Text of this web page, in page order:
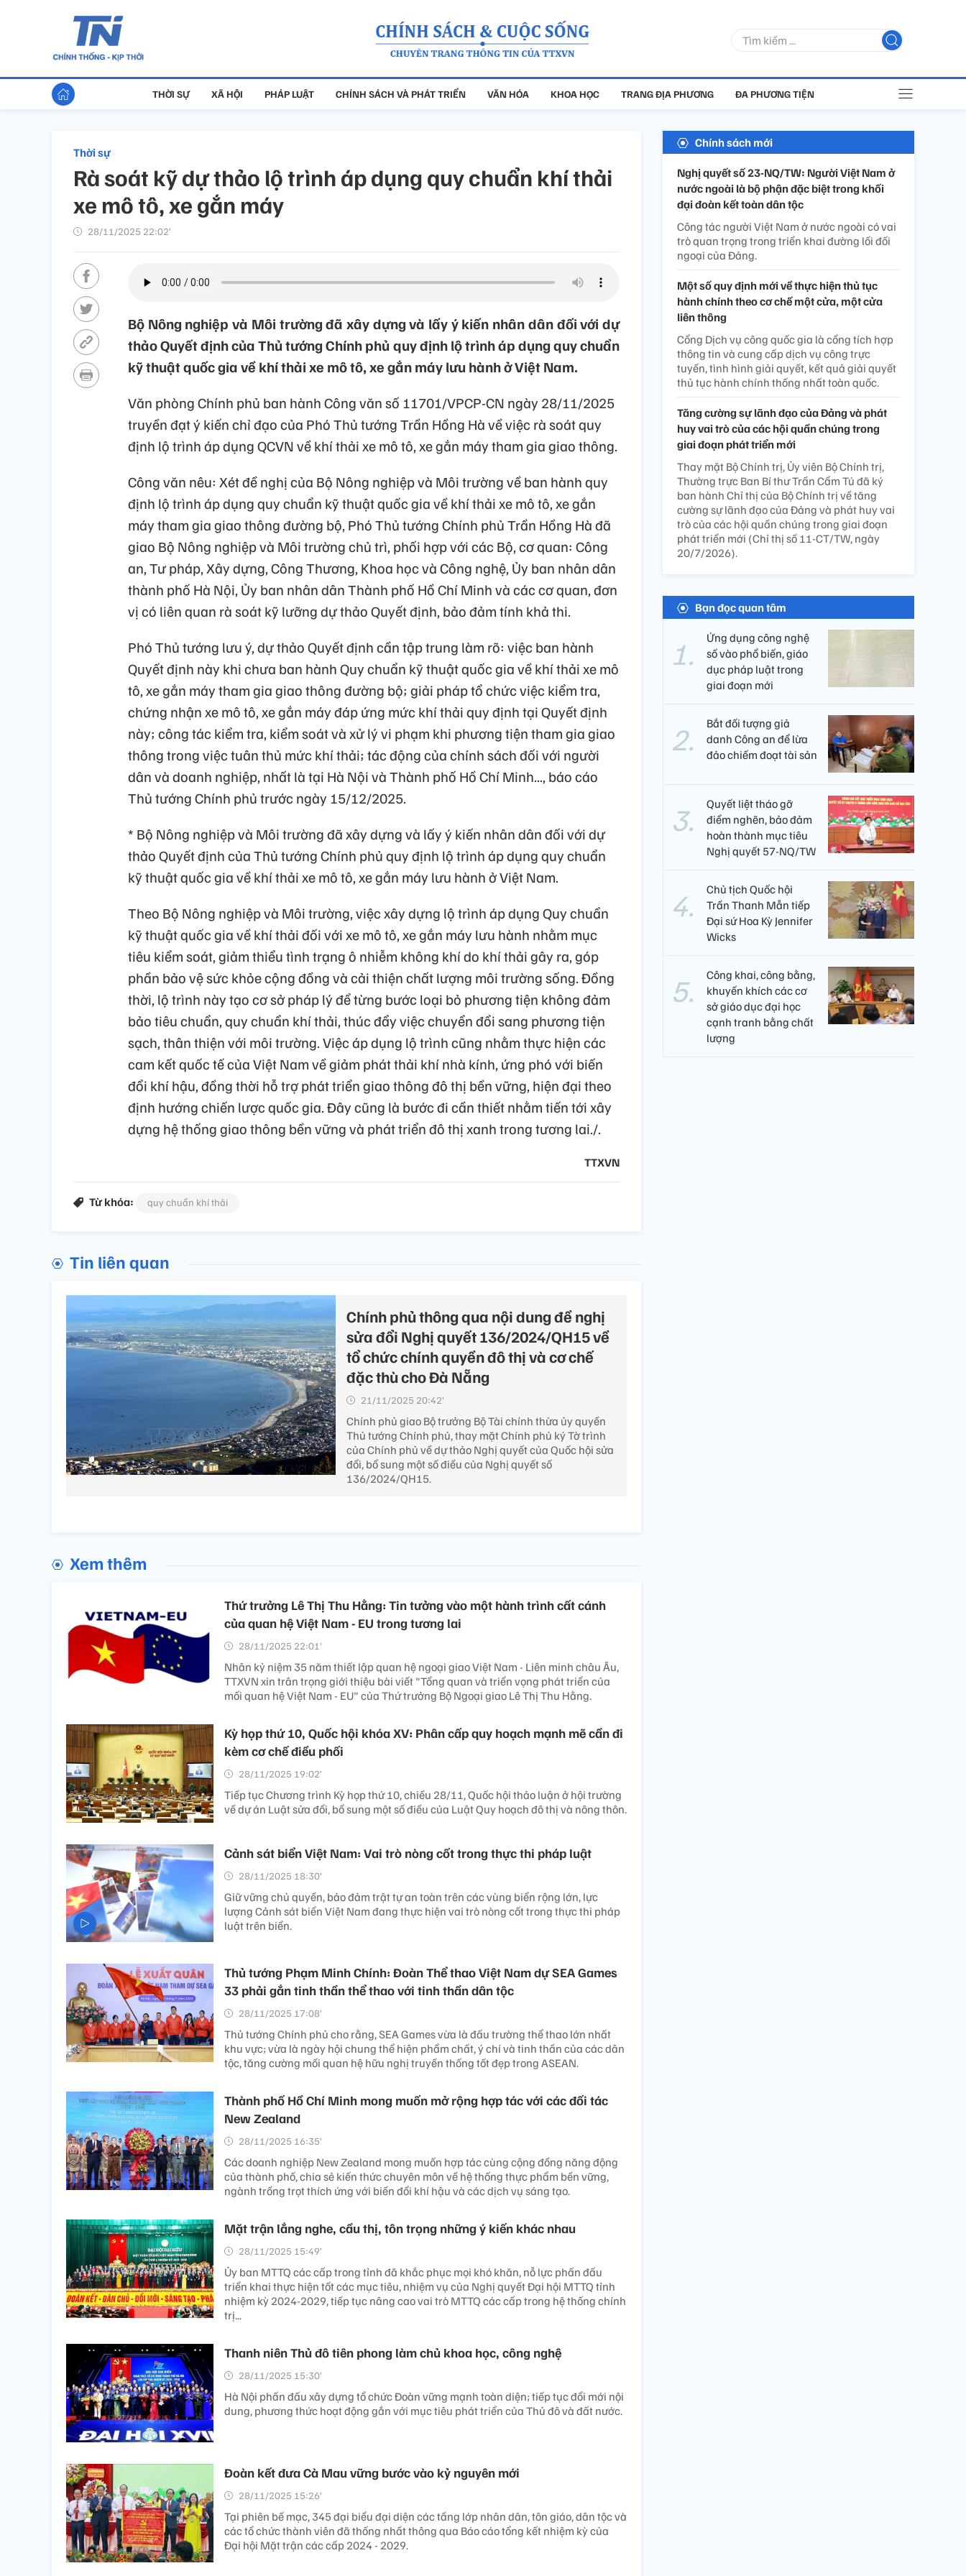
THỜI SỰ XÃ HỘI PHÁP LUẬT CHÍNH SÁCH VÀ PHÁT TRIỂN VĂN HÓA KHOA HỌC TRANG ĐỊA PHƯƠNG ĐA PHƯƠNG TIỆN
Thời sự
Rà soát kỹ dự thảo lộ trình áp dụng quy chuẩn khí thải
xe mô tô, xe gắn máy
28/11/2025 22:02’
Bộ Nông nghiệp và Môi trường đã xây dựng và lấy ý kiến nhân dân đối với dự
thảo Quyết định của Thủ tướng Chính phủ quy định lộ trình áp dụng quy chuẩn
kỹ thuật quốc gia về khí thải xe mô tô, xe gắn máy lưu hành ở Việt Nam.
Văn phòng Chính phủ ban hành Công văn số 11701/VPCP-CN ngày 28/11/2025
truyền đạt ý kiến chỉ đạo của Phó Thủ tướng Trần Hồng Hà về việc rà soát quy
định lộ trình áp dụng QCVN về khí thải xe mô tô, xe gắn máy tham gia giao thông.
Công văn nêu: Xét đề nghị của Bộ Nông nghiệp và Môi trường về ban hành quy
định lộ trình áp dụng quy chuẩn kỹ thuật quốc gia về khí thải xe mô tô, xe gắn
máy tham gia giao thông đường bộ, Phó Thủ tướng Chính phủ Trần Hồng Hà đã
giao Bộ Nông nghiệp và Môi trường chủ trì, phối hợp với các Bộ, cơ quan: Công
an, Tư pháp, Xây dựng, Công Thương, Khoa học và Công nghệ, Ủy ban nhân dân
thành phố Hà Nội, Ủy ban nhân dân Thành phố Hồ Chí Minh và các cơ quan, đơn
vị có liên quan rà soát kỹ lưỡng dự thảo Quyết định, bảo đảm tính khả thi.
Phó Thủ tướng lưu ý, dự thảo Quyết định cần tập trung làm rõ: việc ban hành
Quyết định này khi chưa ban hành Quy chuẩn kỹ thuật quốc gia về khí thải xe mô
tô, xe gắn máy tham gia giao thông đường bộ; giải pháp tổ chức việc kiểm tra,
chứng nhận xe mô tô, xe gắn máy đáp ứng mức khí thải quy định tại Quyết định
này; công tác kiểm tra, kiểm soát và xử lý vi phạm khi phương tiện tham gia giao
thông trong việc tuân thủ mức khí thải; tác động của chính sách đối với người
dân và doanh nghiệp, nhất là tại Hà Nội và Thành phố Hồ Chí Minh..., báo cáo
Thủ tướng Chính phủ trước ngày 15/12/2025.
* Bộ Nông nghiệp và Môi trường đã xây dựng và lấy ý kiến nhân dân đối với dự
thảo Quyết định của Thủ tướng Chính phủ quy định lộ trình áp dụng quy chuẩn
kỹ thuật quốc gia về khí thải xe mô tô, xe gắn máy lưu hành ở Việt Nam.
Theo Bộ Nông nghiệp và Môi trường, việc xây dựng lộ trình áp dụng Quy chuẩn
kỹ thuật quốc gia về khí thải đối với xe mô tô, xe gắn máy lưu hành nhằm mục
tiêu kiểm soát, giảm thiểu tình trạng ô nhiễm không khí do khí thải gây ra, góp
phần bảo vệ sức khỏe cộng đồng và cải thiện chất lượng môi trường sống. Đồng
thời, lộ trình này tạo cơ sở pháp lý để từng bước loại bỏ phương tiện không đảm
bảo tiêu chuẩn, quy chuẩn khí thải, thúc đẩy việc chuyển đổi sang phương tiện
sạch, thân thiện với môi trường. Việc áp dụng lộ trình cũng nhằm thực hiện các
cam kết quốc tế của Việt Nam về giảm phát thải khí nhà kính, ứng phó với biến
đổi khí hậu, đồng thời hỗ trợ phát triển giao thông đô thị bền vững, hiện đại theo
định hướng chiến lược quốc gia. Đây cũng là bước đi cần thiết nhằm tiến tới xây
dựng hệ thống giao thông bền vững và phát triển đô thị xanh trong tương lai./.
TTXVN
Từ khóa: quy chuẩn khí thải
Tin liên quan
Chính phủ thông qua nội dung đề nghị
sửa đổi Nghị quyết 136/2024/QH15 về
tổ chức chính quyền đô thị và cơ chế
đặc thù cho Đà Nẵng
21/11/2025 20:42’
Chính phủ giao Bộ trưởng Bộ Tài chính thừa ủy quyền
Thủ tướng Chính phủ, thay mặt Chính phủ ký Tờ trình
của Chính phủ về dự thảo Nghị quyết của Quốc hội sửa
đổi, bổ sung một số điều của Nghị quyết số
136/2024/QH15.
Xem thêm
Thứ trưởng Lê Thị Thu Hằng: Tin tưởng vào một hành trình cất cánh
của quan hệ Việt Nam - EU trong tương lai
28/11/2025 22:01’
Nhân kỷ niệm 35 năm thiết lập quan hệ ngoại giao Việt Nam - Liên minh châu Âu,
TTXVN xin trân trọng giới thiệu bài viết "Tổng quan và triển vọng phát triển của
mối quan hệ Việt Nam - EU" của Thứ trưởng Bộ Ngoại giao Lê Thị Thu Hằng.
Kỳ họp thứ 10, Quốc hội khóa XV: Phân cấp quy hoạch mạnh mẽ cần đi
kèm cơ chế điều phối
28/11/2025 19:02’
Tiếp tục Chương trình Kỳ họp thứ 10, chiều 28/11, Quốc hội thảo luận ở hội trường
về dự án Luật sửa đổi, bổ sung một số điều của Luật Quy hoạch đô thị và nông thôn.
Cảnh sát biển Việt Nam: Vai trò nòng cốt trong thực thi pháp luật
28/11/2025 18:30’
Giữ vững chủ quyền, bảo đảm trật tự an toàn trên các vùng biển rộng lớn, lực
lượng Cảnh sát biển Việt Nam đang thực hiện vai trò nòng cốt trong thực thi pháp
luật trên biển.
Thủ tướng Phạm Minh Chính: Đoàn Thể thao Việt Nam dự SEA Games
33 phải gắn tinh thần thể thao với tinh thần dân tộc
28/11/2025 17:08’
Thủ tướng Chính phủ cho rằng, SEA Games vừa là đấu trường thể thao lớn nhất
khu vực; vừa là ngày hội chung thể hiện phẩm chất, ý chí và tinh thần của các dân
tộc, tăng cường mối quan hệ hữu nghị truyền thống tốt đẹp trong ASEAN.
Thành phố Hồ Chí Minh mong muốn mở rộng hợp tác với các đối tác
New Zealand
28/11/2025 16:35’
Các doanh nghiệp New Zealand mong muốn hợp tác cùng cộng đồng năng động
của thành phố, chia sẻ kiến thức chuyên môn về hệ thống thực phẩm bền vững,
ngành trồng trọt thích ứng với biến đổi khí hậu và các dịch vụ sáng tạo.
Mặt trận lắng nghe, cầu thị, tôn trọng những ý kiến khác nhau
28/11/2025 15:49’
Ủy ban MTTQ các cấp trong tỉnh đã khắc phục mọi khó khăn, nỗ lực phấn đấu
triển khai thực hiện tốt các mục tiêu, nhiệm vụ của Nghị quyết Đại hội MTTQ tỉnh
nhiệm kỳ 2024-2029, tiếp tục nâng cao vai trò MTTQ các cấp trong hệ thống chính
trị...
Thanh niên Thủ đô tiên phong làm chủ khoa học, công nghệ
28/11/2025 15:30’
Hà Nội phấn đấu xây dựng tổ chức Đoàn vững mạnh toàn diện; tiếp tục đổi mới nội
dung, phương thức hoạt động gắn với mục tiêu phát triển của Thủ đô và đất nước.
Ðoàn kết đưa Cà Mau vững bước vào kỷ nguyên mới
28/11/2025 15:26’
Tại phiên bế mạc, 345 đại biểu đại diện các tầng lớp nhân dân, tôn giáo, dân tộc và
các tổ chức thành viên đã thống nhất thông qua Báo cáo tổng kết nhiệm kỳ của
Đại hội Mặt trận các cấp 2024 - 2029.
Chính sách mới
Nghị quyết số 23-NQ/TW: Người Việt Nam ở
nước ngoài là bộ phận đặc biệt trong khối
đại đoàn kết toàn dân tộc
Công tác người Việt Nam ở nước ngoài có vai
trò quan trọng trong triển khai đường lối đối
ngoại của Đảng.
Một số quy định mới về thực hiện thủ tục
hành chính theo cơ chế một cửa, một cửa
liên thông
Cổng Dịch vụ công quốc gia là cổng tích hợp
thông tin và cung cấp dịch vụ công trực
tuyến, tình hình giải quyết, kết quả giải quyết
thủ tục hành chính thống nhất toàn quốc.
Tăng cường sự lãnh đạo của Đảng và phát
huy vai trò của các hội quần chúng trong
giai đoạn phát triển mới
Thay mặt Bộ Chính trị, Ủy viên Bộ Chính trị,
Thường trực Ban Bí thư Trần Cẩm Tú đã ký
ban hành Chỉ thị của Bộ Chính trị về tăng
cường sự lãnh đạo của Đảng và phát huy vai
trò của các hội quần chúng trong giai đoạn
phát triển mới (Chỉ thị số 11-CT/TW, ngày
20/7/2026).
Bạn đọc quan tâm
Ứng dụng công nghệ
số vào phổ biến, giáo
dục pháp luật trong
giai đoạn mới
Bắt đối tượng giả
danh Công an để lừa
đảo chiếm đoạt tài sản
Quyết liệt tháo gỡ
điểm nghẽn, bảo đảm
hoàn thành mục tiêu
Nghị quyết 57-NQ/TW
Chủ tịch Quốc hội
Trần Thanh Mẫn tiếp
Đại sứ Hoa Kỳ Jennifer
Wicks
Công khai, công bằng,
khuyến khích các cơ
sở giáo dục đại học
cạnh tranh bằng chất
lượng​